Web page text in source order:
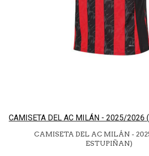
CAMISETA DEL AC MILÁN - 2025/2026
CAMISETA DEL AC MILÁN -
ESTUPIÑAN)